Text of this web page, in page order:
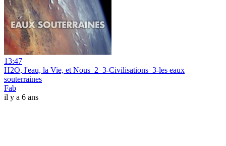
13:47
H2O, l'eau, la Vie, et Nous_2_3-Civilisations_3-les eaux
souterraines
Fab
il y a 6 ans